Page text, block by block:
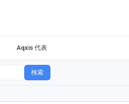
Aqxis 代表
検索